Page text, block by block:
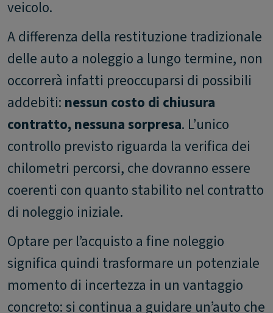
veicolo.
A differenza della restituzione tradizionale
delle auto a noleggio a lungo termine, non
occorrerà infatti preoccuparsi di possibili
addebiti: nessun costo di chiusura
contratto, nessuna sorpresa. L’unico
controllo previsto riguarda la verifica dei
chilometri percorsi, che dovranno essere
coerenti con quanto stabilito nel contratto
di noleggio iniziale.
Optare per l’acquisto a fine noleggio
significa quindi trasformare un potenziale
momento di incertezza in un vantaggio
concreto: si continua a guidare un’auto che